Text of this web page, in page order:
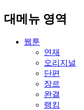
대메뉴 영역
웹툰
연재
오리지널
단편
장르
완결
랭킹